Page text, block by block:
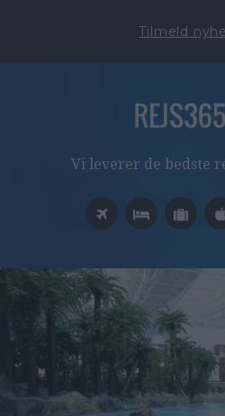
Tilmeld
Vi leverer de bedste